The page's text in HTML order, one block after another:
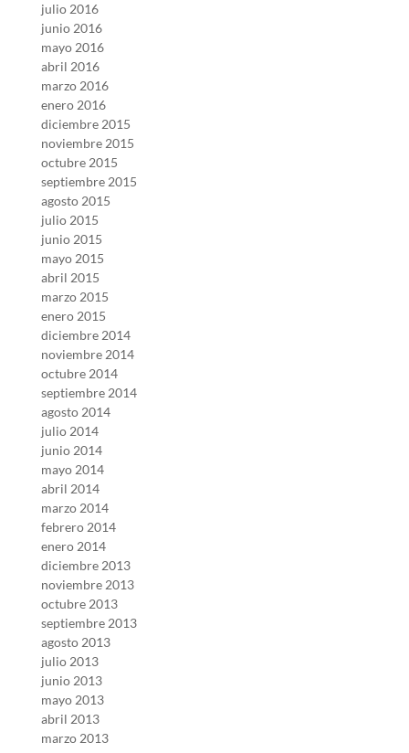
julio 2016
junio 2016
mayo 2016
abril 2016
marzo 2016
enero 2016
diciembre 2015
noviembre 2015
octubre 2015
septiembre 2015
agosto 2015
julio 2015
junio 2015
mayo 2015
abril 2015
marzo 2015
enero 2015
diciembre 2014
noviembre 2014
octubre 2014
septiembre 2014
agosto 2014
julio 2014
junio 2014
mayo 2014
abril 2014
marzo 2014
febrero 2014
enero 2014
diciembre 2013
noviembre 2013
octubre 2013
septiembre 2013
agosto 2013
julio 2013
junio 2013
mayo 2013
abril 2013
marzo 2013